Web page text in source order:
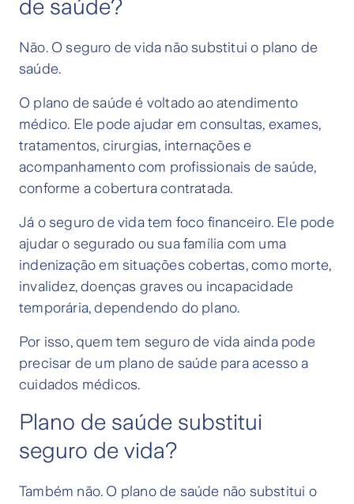
de saúde?
Não. O seguro de vida não substitui o plano de
saúde.
O plano de saúde é voltado ao atendimento
médico. Ele pode ajudar em consultas, exames,
tratamentos, cirurgias, internações e
acompanhamento com profissionais de saúde,
conforme a cobertura contratada.
Já o seguro de vida tem foco financeiro. Ele pode
ajudar o segurado ou sua família com uma
indenização em situações cobertas, como morte,
invalidez, doenças graves ou incapacidade
temporária, dependendo do plano.
Por isso, quem tem seguro de vida ainda pode
precisar de um plano de saúde para acesso a
cuidados médicos.
Plano de saúde substitui
seguro de vida?
Também não. O plano de saúde não substitui o